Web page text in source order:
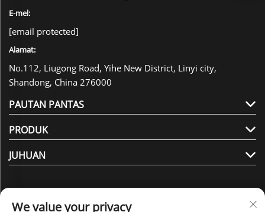
E-mel:
[email protected]
Alamat:
No.112, Liugong Road, Yihe New District, Linyi city,
Shandong, China 276000
PAUTAN PANTAS
PRODUK
JUHUAN
We value your privacy